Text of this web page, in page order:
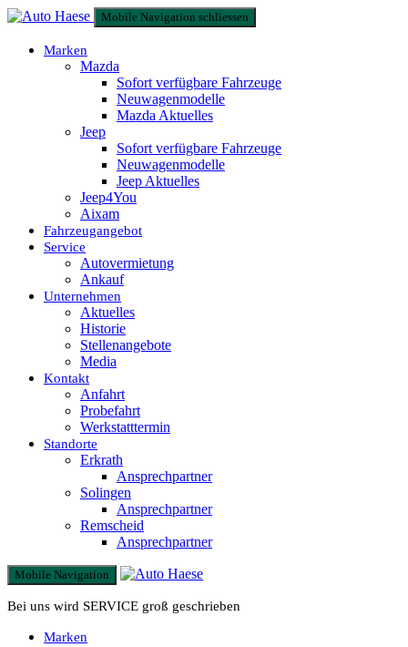
Mobile Navigation schliessen
Marken
Mazda
Sofort verfügbare Fahrzeuge
Neuwagenmodelle
Mazda Aktuelles
Jeep
Sofort verfügbare Fahrzeuge
Neuwagenmodelle
Jeep Aktuelles
Jeep4You
Aixam
Fahrzeugangebot
Service
Autovermietung
Ankauf
Unternehmen
Aktuelles
Historie
Stellenangebote
Media
Kontakt
Anfahrt
Probefahrt
Werkstatttermin
Standorte
Erkrath
Ansprechpartner
Solingen
Ansprechpartner
Remscheid
Ansprechpartner
Mobile Navigation
Bei uns wird SERVICE groß geschrieben
Marken